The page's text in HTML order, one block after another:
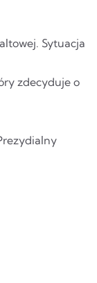
Sytuacja
zdecyduje o